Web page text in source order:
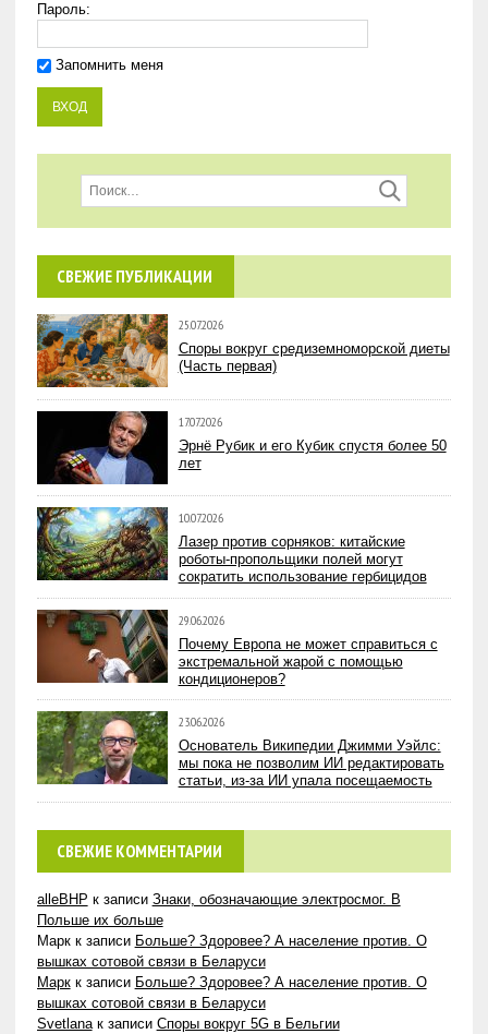
Пароль:
Запомнить меня
СВЕЖИЕ ПУБЛИКАЦИИ
25.07.2026
Споры вокруг средиземноморской диеты
(Часть первая)
17.07.2026
Эрнё Рубик и его Кубик спустя более 50
лет
10.07.2026
Лазер против сорняков: китайские
роботы-пропольщики полей могут
сократить использование гербицидов
29.06.2026
Почему Европа не может справиться с
экстремальной жарой с помощью
кондиционеров?
23.06.2026
Основатель Википедии Джимми Уэйлс:
мы пока не позволим ИИ редактировать
статьи, из-за ИИ упала посещаемость
СВЕЖИЕ КОММЕНТАРИИ
alleBHP к записи Знаки, обозначающие электросмог. В
Польше их больше
Маркк записи Больше? Здоровее? А население против. О
вышках сотовой связи в Беларуси
Маркк записи Больше? Здоровее? А население против. О
вышках сотовой связи в Беларуси
Svetlanaк записи Споры вокруг 5G в Бельгии